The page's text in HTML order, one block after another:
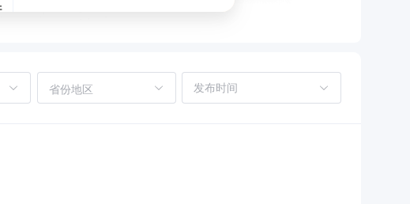
省份地区